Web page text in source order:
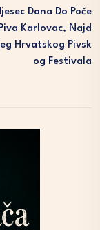
Dana Do Poče
Karlovac, Najd
Hrvatskog Pivsk
Og Festivala